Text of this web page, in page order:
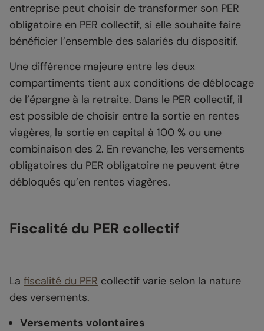
entreprise peut choisir de transformer son PER
obligatoire en PER collectif, si elle souhaite faire
bénéficier l’ensemble des salariés du dispositif.
Une différence majeure entre les deux
compartiments tient aux conditions de déblocage
de l’épargne à la retraite. Dans le PER collectif, il
est possible de choisir entre la sortie en rentes
viagères, la sortie en capital à 100 % ou une
combinaison des 2. En revanche, les versements
obligatoires du PER obligatoire ne peuvent être
débloqués qu’en rentes viagères.
Fiscalité du PER collectif
La fiscalité du PER collectif varie selon la nature
des versements.
Versements volontaires